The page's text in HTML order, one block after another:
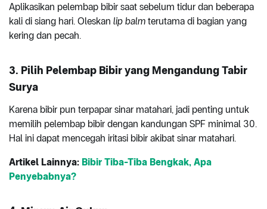
Aplikasikan pelembap bibir saat sebelum tidur dan beberapa
kali di siang hari. Oleskan lip balm terutama di bagian yang
kering dan pecah.
3. Pilih Pelembap Bibir yang Mengandung Tabir
Surya
Karena bibir pun terpapar sinar matahari, jadi penting untuk
memilih pelembap bibir dengan kandungan SPF minimal 30.
Hal ini dapat mencegah iritasi bibir akibat sinar matahari.
Artikel Lainnya: Bibir Tiba-Tiba Bengkak, Apa
Penyebabnya?